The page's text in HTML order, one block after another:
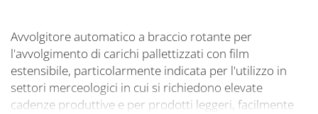
Avvolgitore automatico a braccio rotante per
l'avvolgimento di carichi pallettizzati con film
estensibile, particolarmente indicata per l'utilizzo in
settori merceologici in cui si richiedono elevate
cadenze produttive e per prodotti leggeri, facilmente